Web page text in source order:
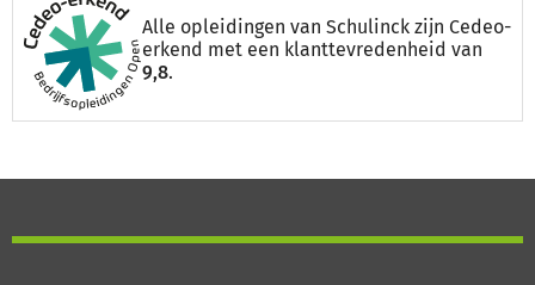
Alle opleidingen van Schulinck zijn Cedeo-
erkend met een klanttevredenheid van
9,8.